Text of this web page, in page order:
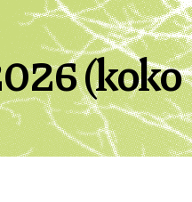
(koko